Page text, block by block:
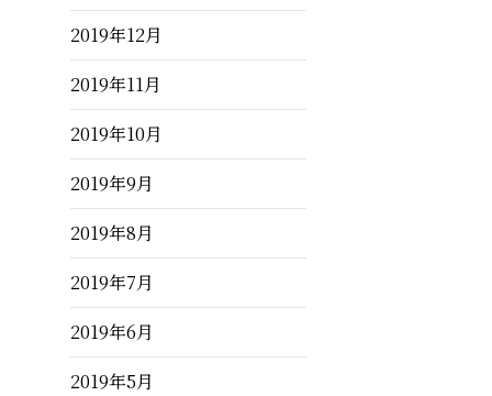
2019年12月
2019年11月
2019年10月
2019年9月
2019年8月
2019年7月
2019年6月
2019年5月